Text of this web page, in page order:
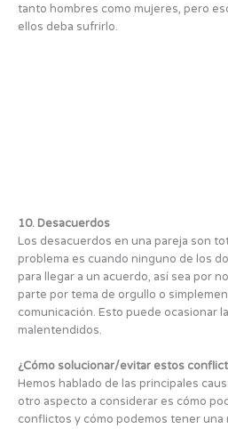
tanto hombres como mujeres, pero
ellos deba sufrirlo.
10. Desacuerdos
Los desacuerdos en una pareja son
problema es cuando ninguno de los
para llegar a un acuerdo, así sea por
parte por tema de orgullo o
comunicación. Esto puede ocasionar
malentendidos.
¿Cómo solucionar/evitar estos
Hemos hablado de las principales
otro aspecto a considerar es cómo
conflictos y cómo podemos tener